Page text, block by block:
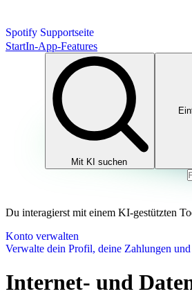
Spotify Supportseite
StartIn-App-Features
Mit KI suchen
Du interagierst mit einem KI-gestützten
Konto verwalten
Verwalte dein Profil, deine Zahlungen und
Internet- und